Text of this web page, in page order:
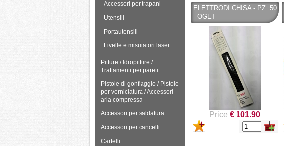
Accessori per trapani
Utensili
Portautensili
Livelle e misuratori laser
Pitture / Idropitture /
Trattamenti per pareti
Pistole di gonfiaggio / Pistole
per verniciatura / Accessori
aria compressa
Accessori per saldatura
Accessori per cancelli
Cartelli
ELETTRODI GHISA - PZ. 50
- OGET
Price € 101.90